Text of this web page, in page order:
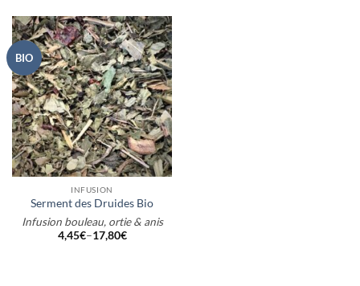
BIO
INFUSION
Serment des Druides Bio
Infusion bouleau, ortie & anis
4,45€–17,80€